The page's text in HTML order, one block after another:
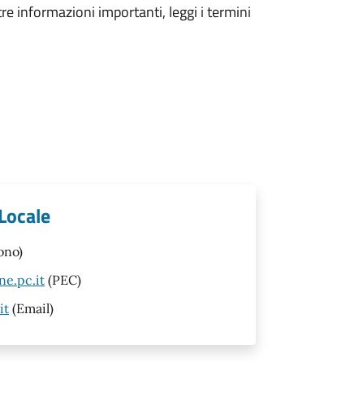
informazioni importanti, leggi i termini
(PEC)
(Email)